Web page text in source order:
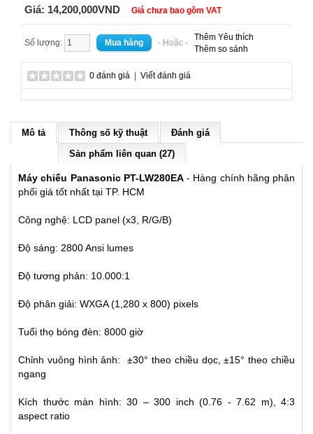
Giá: 14,200,000VND Giá chưa bao gồm VAT
Số lượng: - Hoặc -
Thêm Yêu thích
Thêm so sánh
0 đánh giá Viết đánh giá
Mô tả Thông số kỹ thuật
Đánh giá
Sản phẩm liên quan (27)
Máy chiếu Panasonic PT-LW280EA- Hàng chính hãng phân
phối giá tốt nhất tại TP. HCM
Công nghệ: LCD panel (x3, R/G/B)
Độ sáng: 2800 Ansi lumes
Độ tương phản: 10.000:1
Độ phân giải: WXGA (1,280 x 800) pixels
Tuổi thọ bóng đèn: 8000 giờ
Chỉnh vuông hình ảnh: ±30° theo chiều dọc, ±15° theo chiều
ngang
Kích thước màn hình: 30 – 300 inch (0.76 - 7.62 m), 4:3
aspect ratio